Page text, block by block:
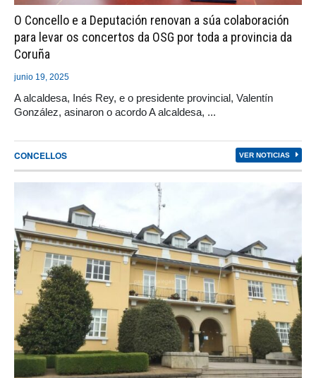
O Concello e a Deputación renovan a súa colaboración
para levar os concertos da OSG por toda a provincia da
Coruña
junio 19, 2025
A alcaldesa, Inés Rey, e o presidente provincial, Valentín
González, asinaron o acordo A alcaldesa, ...
CONCELLOS VER NOTICIAS